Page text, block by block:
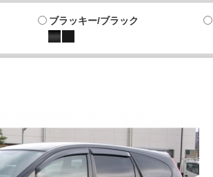
ブラッキー/ブラック